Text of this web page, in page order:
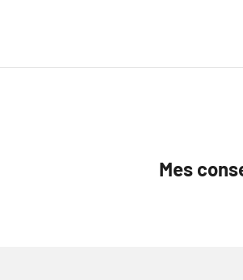
Mes